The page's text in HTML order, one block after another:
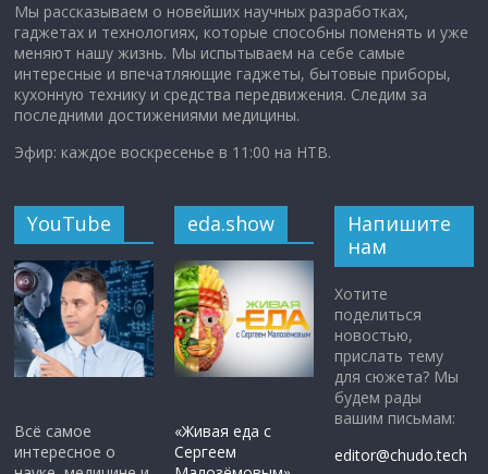
Мы рассказываем о новейших научных разработках,
гаджетах и технологиях, которые способны поменять и уже
меняют нашу жизнь. Мы испытываем на себе самые
интересные и впечатляющие гаджеты, бытовые приборы,
кухонную технику и средства передвижения. Следим за
последними достижениями медицины.
Эфир: каждое воскресенье в 11:00 на НТВ.
YouTube
Всё самое
интересное о
eda.show
«Живая еда с
Сергеем
Напишите
нам
Хотите
поделиться
новостью,
прислать тему
для сюжета? Мы
будем рады
вашим письмам:
editor@chudo.tech